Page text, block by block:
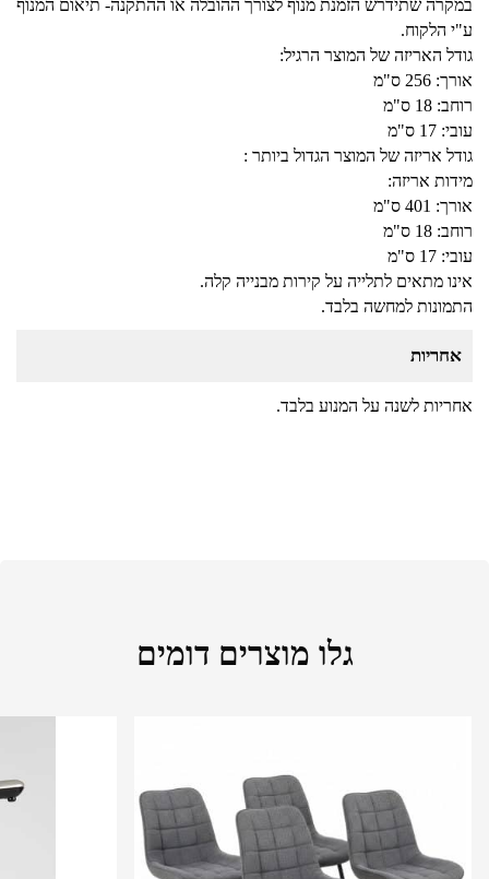
במקרה שתידרש הזמנת מנוף לצורך ההובלה או ההתקנה- תיאום המנוף
ע"י הלקוח.
גודל האריזה של המוצר הרגיל:
אורך: 256 ס"מ
רוחב: 18 ס"מ
עובי: 17 ס"מ
גודל אריזה של המוצר הגדול ביותר :
מידות אריזה:
אורך: 401 ס"מ
רוחב: 18 ס"מ
עובי: 17 ס"מ
אינו מתאים לתלייה על קירות מבנייה קלה.
התמונות למחשה בלבד.
אחריות
אחריות לשנה על המנוע בלבד.
גלו מוצרים דומים